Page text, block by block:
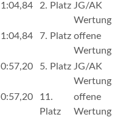
1:04,84 2. Platz JG/AK
Wertung
1:04,84 7. Platz offene
Wertung
0:57,20 5. Platz JG/AK
Wertung
0:57,20
11.
Platz
offene
Wertung